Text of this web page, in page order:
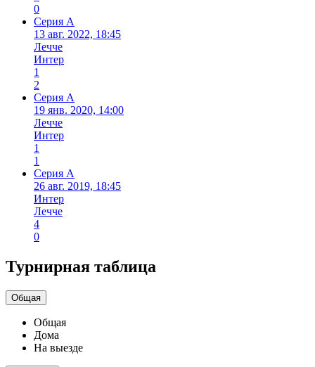
0
Серия А
13 авг. 2022, 18:45
Лечче
Интер
1
2
Серия А
19 янв. 2020, 14:00
Лечче
Интер
1
1
Серия А
26 авг. 2019, 18:45
Интер
Лечче
4
0
Турнирная таблица
Общая
Общая
Дома
На выезде